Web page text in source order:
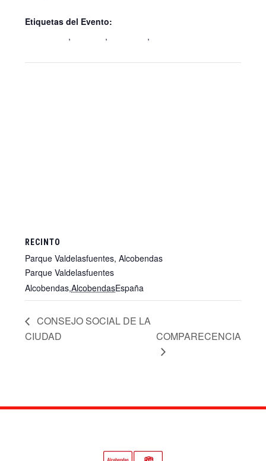
Etiquetas del Evento:
, , ,
RECINTO
Parque Valdelasfuentes, Alcobendas
Parque Valdelasfuentes
Alcobendas,AlcobendasEspaña
CONSEJO SOCIAL DE LA
CIUDAD
COMPARECENCIA